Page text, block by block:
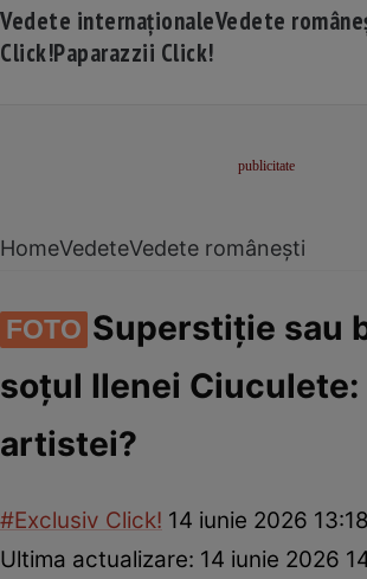
Vedete internaționaleVedete
Click!Paparazzii Click!
HomeVedeteVedete românești
FOTO Superstiție sau
soțul Ilenei Ciuculete:
artistei?
#Exclusiv Click! 14 iunie 2026 13:18
Ultima actualizare: 14 iunie 2026